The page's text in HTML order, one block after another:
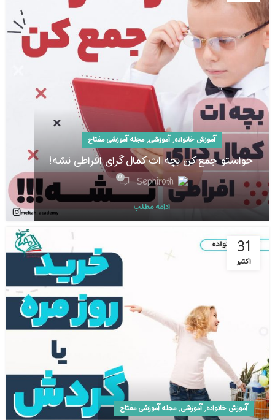
آموزش خانواده,آموزشی,مجله آموزشی مفتاح
حواستو جمع کن بچه ات کمال گرای افراطی نشه!
Sephiroth
0
ادامه مطلب
31
اکتبر
آموزش خانواده,آموزشی,مجله آموزشی مفتاح